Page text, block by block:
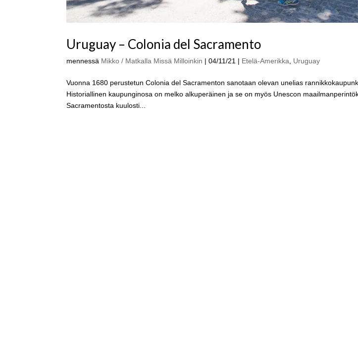
Uruguay – Colonia del Sacramento
mennessä Mikko / Matkalla Missä Milloinkin |04/11/21 | Etelä-Amerikka Uruguay
Vuonna 1680 perustetun Colonia del Sacramenton sanotaan olevan unelias
Historiallinen kaupunginosa on melko alkuperäinen ja se on myös Unescon
Sacramentosta kuulosti...